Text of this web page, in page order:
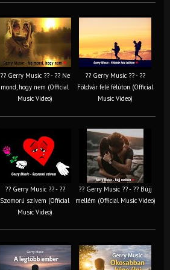
?? Gerry Music ?? - ?? Ne
mond, hogy nem (Official
Music Video)
?? Gerry Music ?? - ??
Földvár felé félúton (Official
Music Video)
?? Gerry Music ?? - ??
Szomorú szívem (Official
Music Video)
?? Gerry Music ?? - ?? Bújj
mellém (Official Music Video)